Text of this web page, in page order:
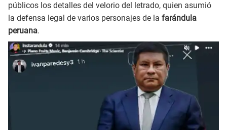
públicos los detalles del velorio del letrado, quien asumió
la defensa legal de varios personajes de la farándula
peruana.